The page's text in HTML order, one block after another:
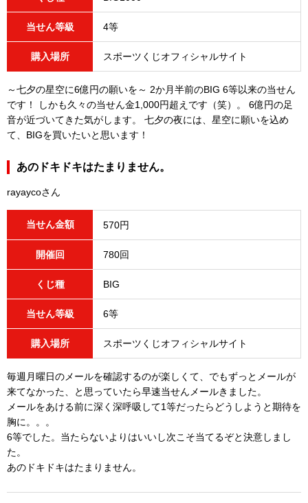
当せん等級 4等
購入場所 スポーツくじオフィシャルサイト
～七夕の星空に6億円の願いを～ 2か月半前のBIG 6等以来の当せん
です！ しかも久々の当せん金1,000円超えです（笑）。 6億円の足
音が近づいてきた気がします。 七夕の夜には、星空に願いを込め
て、BIGを買いたいと思います！
あのドキドキはたまりません。
rayaycoさん
当せん金額 570円
開催回 780回
くじ種 BIG
当せん等級 6等
購入場所 スポーツくじオフィシャルサイト
毎週月曜日のメールを確認するのが楽しくて、でもずっとメールが
来てなかった、と思っていたら早速当せんメールきました。
メールをあける前に深く深呼吸して1等だったらどうしようと期待を
胸に。。。
6等でした。当たらないよりはいいし次こそ当てるぞと決意しまし
た。
あのドキドキはたまりません。